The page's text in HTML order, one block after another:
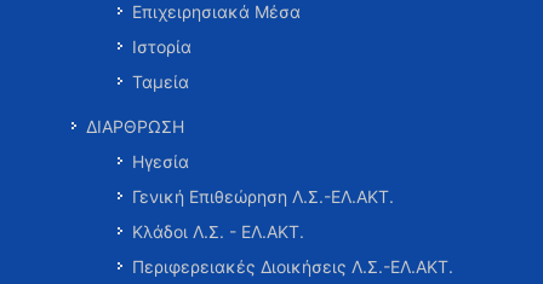
Επιχειρησιακά Μέσα
Ιστορία
Ταμεία
ΔΙΑΡΘΡΩΣΗ
Ηγεσία
Γενική Επιθεώρηση Λ.Σ.-ΕΛ.ΑΚΤ.
Κλάδοι Λ.Σ. - ΕΛ.ΑΚΤ.
Περιφερειακές Διοικήσεις Λ.Σ.-ΕΛ.ΑΚΤ.